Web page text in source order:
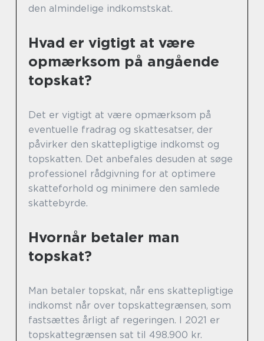
den almindelige indkomstskat.
Hvad er vigtigt at være
opmærksom på angående
topskat?
Det er vigtigt at være opmærksom på
eventuelle fradrag og skattesatser, der
påvirker den skattepligtige indkomst og
topskatten. Det anbefales desuden at søge
professionel rådgivning for at optimere
skatteforhold og minimere den samlede
skattebyrde.
Hvornår betaler man
topskat?
Man betaler topskat, når ens skattepligtige
indkomst når over topskattegrænsen, som
fastsættes årligt af regeringen. I 2021 er
topskattegrænsen sat til 498.900 kr.